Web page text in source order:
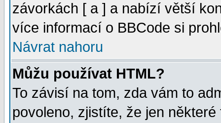
závorkách [ a ] a nabízí větší
více informací o BBCode si
Návrat nahoru
Můžu používat HTML?
To závisí na tom, zda vám to
povoleno, zjistíte, že jen